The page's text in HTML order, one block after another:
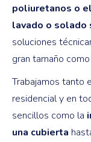
poliuretanos o
lavado o solado
soluciones
gran tamaño
Trabajamos tanto
residencial y en
sencillos como la
una cubierta